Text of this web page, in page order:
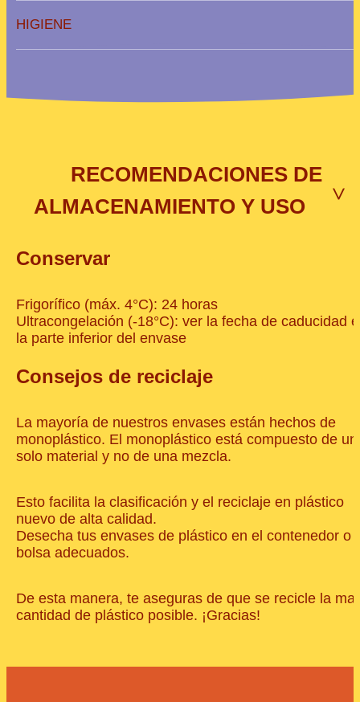
HIGIENE
RECOMENDACIONES DE
ALMACENAMIENTO Y USO
>
Conservar
Frigorífico (máx. 4°C): 24 horas
Ultracongelación (-18°C): ver la fecha de caducidad
la parte inferior del envase
Consejos de reciclaje
La mayoría de nuestros envases están hechos de
monoplástico. El monoplástico está compuesto de un
solo material y no de una mezcla.
Esto facilita la clasificación y el reciclaje en plástico
nuevo de alta calidad.
Desecha tus envases de plástico en el contenedor o
bolsa adecuados.
De esta manera, te aseguras de que se recicle la
cantidad de plástico posible. ¡Gracias!